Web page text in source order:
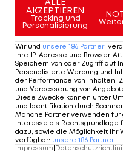
Mehr zum
Premier-League-
AKZEPTIEREN
Tracking und
Personalisierung
Wir und unsere 186 Partner
Ihre IP-Adresse und Browser-
Speichern von oder Zugriff auf
Personalisierte Werbung und
der Performance von Inhalten,
und Verbesserung von
Diese Zwecke können unter
und Identifikation durch
Manche Partner verwenden
Interesse als
dazu, sowie die Möglichkeit Ihr
verfügbar: unsere 186 Partner
Impressum